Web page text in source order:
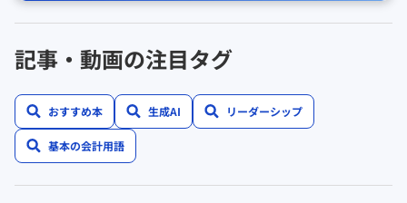
記事・動画の注目タグ
おすすめ本 生成AI リーダーシップ
基本の会計用語